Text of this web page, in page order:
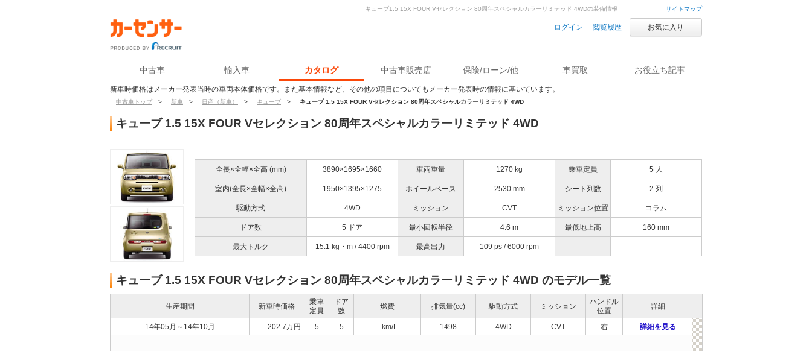
サイトマップ
ログイン 閲覧履歴 お気に入り
中古車 輸入車 カタログ 中古車販売店 保険/ローン/他 車買取 お役立ち記事
新車時価格はメーカー発表当時の車両本体価格です。また基本情報など、その他の項目についてもメーカー発表時の情報に基いています。
中古車トップ > 新車 > 日産（新車） > キューブ > キューブ 1.5 15X FOUR Vセレクション 80周年スペシャルカラーリミテッド 4WD
キューブ1.5 15X FOUR Vセレクション 80周年スペシャルカラーリミテッド 4WDの装備情報
キューブ 1.5 15X FOUR Vセレクション 80周年スペシャルカラーリミテッド 4WD
全長×全幅×全高 (mm) 3890×1695×1660 車両重量 1270 kg 乗車定員 5 人
室内(全長×全幅×全高) 1950×1395×1275 ホイールベース 2530 mm シート列数 2 列
駆動方式 4WD ミッション CVT ミッション位置 コラム
ドア数 5 ドア 最小回転半径 4.6 m 最低地上高 160 mm
最大トルク 15.1 kg・m / 4400 rpm 最高出力 109 ps / 6000 rpm
キューブ 1.5 15X FOUR Vセレクション 80周年スペシャルカラーリミテッド 4WD のモデル一覧
生産期間 新車時価格
乗車
定員
ドア
数
燃費 排気量(cc) 駆動方式 ミッション
ハンドル
位置
詳細
14年05月～14年10月 202.7万円 5 5 - km/L 1498 4WD CVT 右 詳細を見る